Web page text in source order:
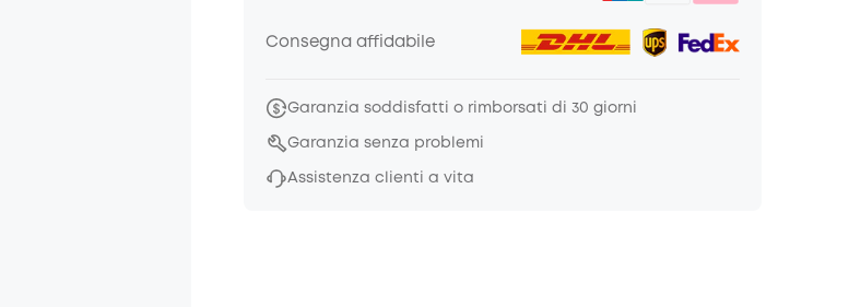
Consegna affidabile
Garanzia soddisfatti o rimborsati di 30 giorni
Garanzia senza problemi
Assistenza clienti a vita